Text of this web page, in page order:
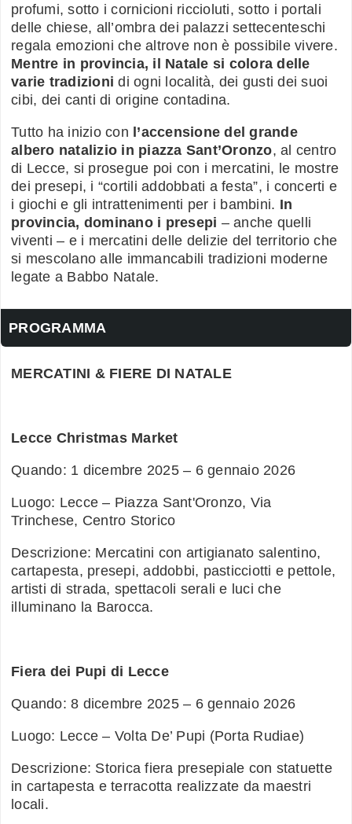
profumi, sotto i cornicioni riccioluti, sotto i portali
delle chiese, all’ombra dei palazzi settecenteschi
regala emozioni che altrove non è possibile vivere.
Mentre in provincia, il Natale si colora delle
varie tradizioni di ogni località, dei gusti dei suoi
cibi, dei canti di origine contadina.
Tutto ha inizio con l’accensione del grande
albero natalizio in piazza Sant’Oronzo, al centro
di Lecce, si prosegue poi con i mercatini, le mostre
dei presepi, i “cortili addobbati a festa”, i concerti e
i giochi e gli intrattenimenti per i bambini. In
provincia, dominano i presepi – anche quelli
viventi – e i mercatini delle delizie del territorio che
si mescolano alle immancabili tradizioni moderne
legate a Babbo Natale.
PROGRAMMA
MERCATINI & FIERE DI NATALE
Lecce Christmas Market
Quando: 1 dicembre 2025 – 6 gennaio 2026
Luogo: Lecce – Piazza Sant'Oronzo, Via
Trinchese, Centro Storico
Descrizione: Mercatini con artigianato salentino,
cartapesta, presepi, addobbi, pasticciotti e pettole,
artisti di strada, spettacoli serali e luci che
illuminano la Barocca.
Fiera dei Pupi di Lecce
Quando: 8 dicembre 2025 – 6 gennaio 2026
Luogo: Lecce – Volta De’ Pupi (Porta Rudiae)
Descrizione: Storica fiera presepiale con statuette
in cartapesta e terracotta realizzate da maestri
locali.